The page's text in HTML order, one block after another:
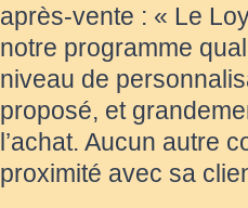
après-vente : « Le
notre programme
niveau de
proposé, et
l’achat. Aucun autre
proximité avec sa